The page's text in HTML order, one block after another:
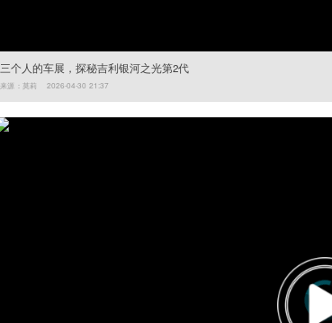
三个人的车展，探秘吉利银河之光第2代
来源：莫莉 2026-04-30 21:37